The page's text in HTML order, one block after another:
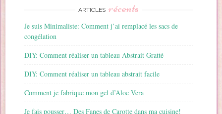
ARTICLES récents
Je suis Minimaliste: Comment j’ai remplacé les sacs de
congélation
DIY: Comment réaliser un tableau Abstrait Gratté
DIY: Comment réaliser un tableau abstrait facile
Comment je fabrique mon gel d’Aloe Vera
Je fais pousser… Des Fanes de Carotte dans ma cuisine!